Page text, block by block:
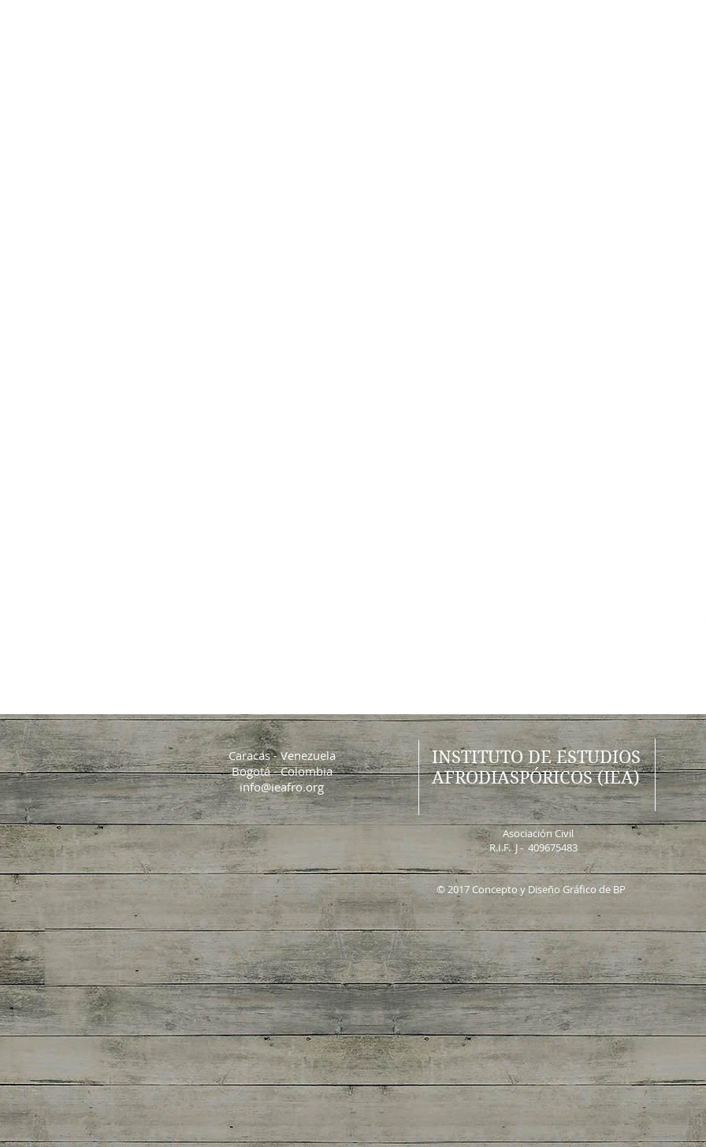
Caracas - Venezuela
Bogotá - Colombia
info@ieafro.org
INSTITUTO DE ESTUDIOS
AFRODIASPÓRICOS (IEA)
Asociación Civil
R.I.F. J - 409675483
© 2017 Concepto y Diseño Gráfico de BP